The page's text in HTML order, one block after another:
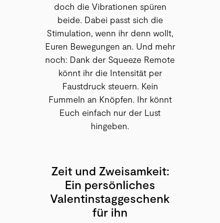
doch die Vibrationen spüren
beide. Dabei passt sich die
Stimulation, wenn ihr denn wollt,
Euren Bewegungen an. Und mehr
noch: Dank der Squeeze Remote
könnt ihr die Intensität per
Faustdruck steuern. Kein
Fummeln an Knöpfen. Ihr könnt
Euch einfach nur der Lust
hingeben.
Zeit und Zweisamkeit:
Ein persönliches
Valentinstaggeschenk
für ihn